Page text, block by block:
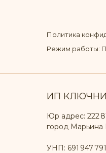
Политика
Режим работы:
ИП
Юр адрес: 222
город Марьина
УНП: 691 947 791